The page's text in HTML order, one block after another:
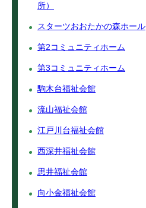
所）
スターツおおたかの森ホール
第2コミュニティホーム
第3コミュニティホーム
駒木台福祉会館
流山福祉会館
江戸川台福祉会館
西深井福祉会館
思井福祉会館
向小金福祉会館